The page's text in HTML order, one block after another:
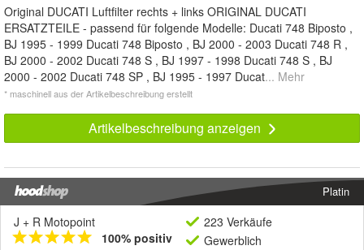
Original DUCATI Luftfilter rechts + links ORIGINAL DUCATI
ERSATZTEILE - passend für folgende Modelle: Ducati 748 Biposto ,
BJ 1995 - 1999 Ducati 748 Biposto , BJ 2000 - 2003 Ducati 748 R ,
BJ 2000 - 2002 Ducati 748 S , BJ 1997 - 1998 Ducati 748 S , BJ
2000 - 2002 Ducati 748 SP , BJ 1995 - 1997 Ducat... Mehr
* maschinell aus der Artikelbeschreibung erstellt
Artikelbeschreibung anzeigen
Platin
J + R Motopoint
100% positiv
223 Verkäufe
Gewerblich